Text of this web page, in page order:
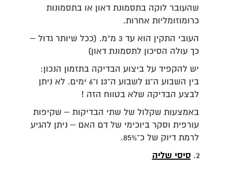
שהעובר לוקה בתסמונת דאון או בתסמונות
כרומוזומליות אחרות.
העובי התקין הוא עד 3 מ"מ. (ככל שיותר גדול –
כך עולה הסיכון לתסמונת דאון)
יש להקפיד על ביצוע הבדיקה בתזמון הנכון:
בין השבוע ה־11 לשבוע ה־13 ו־6 ימים. לא ניתן
לבצע הבדיקה שלא בטווח הזה !
באמצעות שקלול של שתי הבדיקות – שקיפות
עורפית וסקר ביוכימי של דם האם – ניתן להגיע
לרמת דיוק של כ־85%.
סיסי שליה